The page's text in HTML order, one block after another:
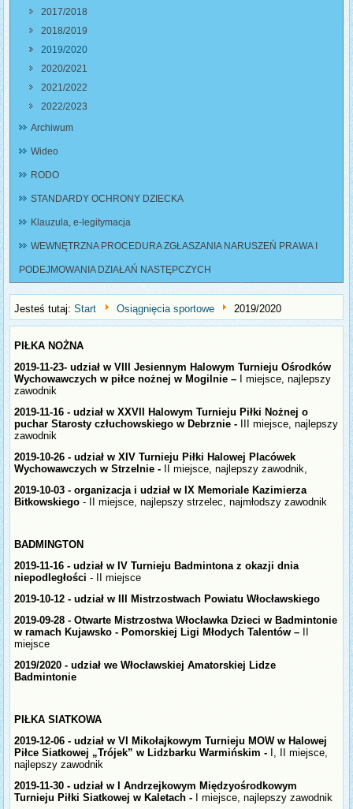
2017/2018
2018/2019
2019/2020
2020/2021
2021/2022
2022/2023
Archiwum
Wideo
RODO
STANDARDY OCHRONY DZIECKA
Klauzula, e-legitymacja
WEWNĘTRZNA PROCEDURA ZGŁASZANIA NARUSZEŃ PRAWA I
PODEJMOWANIA DZIAŁAŃ NASTĘPCZYCH
Jesteś tutaj:Start Osiągnięcia sportowe 2019/2020
PIŁKA NOŻNA
2019-11-23- udział w VIII Jesiennym Halowym Turnieju Ośrodków
Wychowawczych w piłce nożnej w Mogilnie – I miejsce, najlepszy
zawodnik
2019-11-16 -udział w XXVII Halowym Turnieju Piłki Nożnej o
puchar Starosty człuchowskiego w Debrznie - III miejsce, najlepszy
zawodnik
2019-10-26 - udział w XIV Turnieju Piłki Halowej Placówek
Wychowawczych w Strzelnie - II miejsce, najlepszy zawodnik,
2019-10-03- organizacja i udział w IX Memoriale Kazimierza
Bitkowskiego- II miejsce, najlepszy strzelec, najmłodszy zawodnik
BADMINGTON
2019-11-16- udział w IV Turnieju Badmintona z okazji dnia
niepodległości- II miejsce
2019-10-12 - udział w III Mistrzostwach Powiatu Włocławskiego
2019-09-28 - Otwarte Mistrzostwa Włocławka Dzieci w Badmintonie
w ramach Kujawsko - Pomorskiej Ligi Młodych Talentów – II
miejsce
2019/2020 - udział we Włocławskiej Amatorskiej Lidze
Badmintonie
PIŁKA SIATKOWA
2019-12-06- udział w VI Mikołajkowym Turnieju MOW w Halowej
Piłce Siatkowej „Trójek” w Lidzbarku Warmińskim - I, II miejsce,
najlepszy zawodnik
2019-11-30 -udział w I Andrzejkowym Międzyośrodkowym
Turnieju Piłki Siatkowej w Kaletach - I miejsce, najlepszy zawodnik